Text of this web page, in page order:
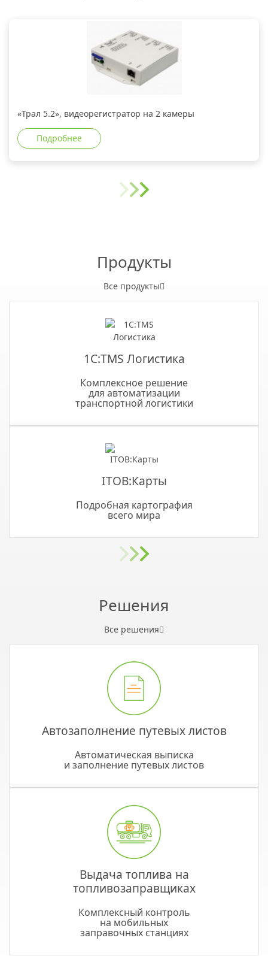
«Трал 5.2», видеорегистратор на 2 камеры
Подробнее
Продукты
Все продукты
1С:TMS Логистика
Комплексное решение
для автоматизации
транспортной логистики
ITOB:Карты
Подробная картография
всего мира
Решения
Все решения
Автозаполнение путевых листов
Автоматическая выписка
и заполнение путевых листов
Выдача топлива на
топливозаправщиках
Комплексный контроль
на мобильных
заправочных станциях